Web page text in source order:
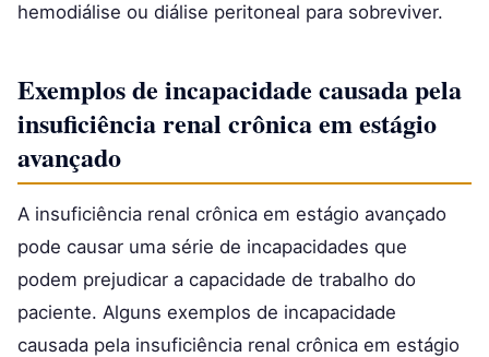
hemodiálise ou diálise peritoneal para sobreviver.
Exemplos de incapacidade causada pela
insuficiência renal crônica em estágio
avançado
A insuficiência renal crônica em estágio avançado
pode causar uma série de incapacidades que
podem prejudicar a capacidade de trabalho do
paciente. Alguns exemplos de incapacidade
causada pela insuficiência renal crônica em estágio